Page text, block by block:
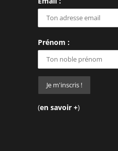
Prénom :
(en savoir +)